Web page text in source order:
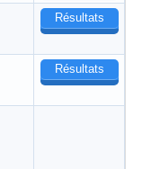
Résultats
Résultats